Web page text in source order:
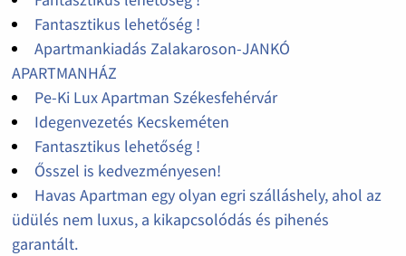
Fantasztikus lehetőség !
Apartmankiadás Zalakaroson-JANKÓ
APARTMANHÁZ
Pe-Ki Lux Apartman Székesfehérvár
Idegenvezetés Kecskeméten
Fantasztikus lehetőség !
Ősszel is kedvezményesen!
Havas Apartman egy olyan egri szálláshely, ahol az
üdülés nem luxus, a kikapcsolódás és pihenés
garantált.